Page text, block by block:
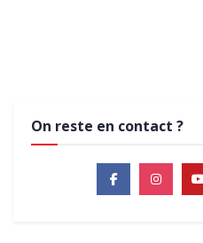
On reste en contact ?